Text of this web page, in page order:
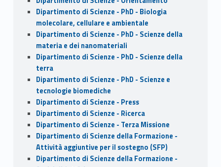
Dipartimento di Scienze - PhD - Biologia
molecolare, cellulare e ambientale
Dipartimento di Scienze - PhD - Scienze della
materia e dei nanomateriali
Dipartimento di Scienze - PhD - Scienze della
terra
Dipartimento di Scienze - PhD - Scienze e
tecnologie biomediche
Dipartimento di Scienze - Press
Dipartimento di Scienze - Ricerca
Dipartimento di Scienze - Terza Missione
Dipartimento di Scienze della Formazione -
Attività aggiuntive per il sostegno (SFP)
Dipartimento di Scienze della Formazione -